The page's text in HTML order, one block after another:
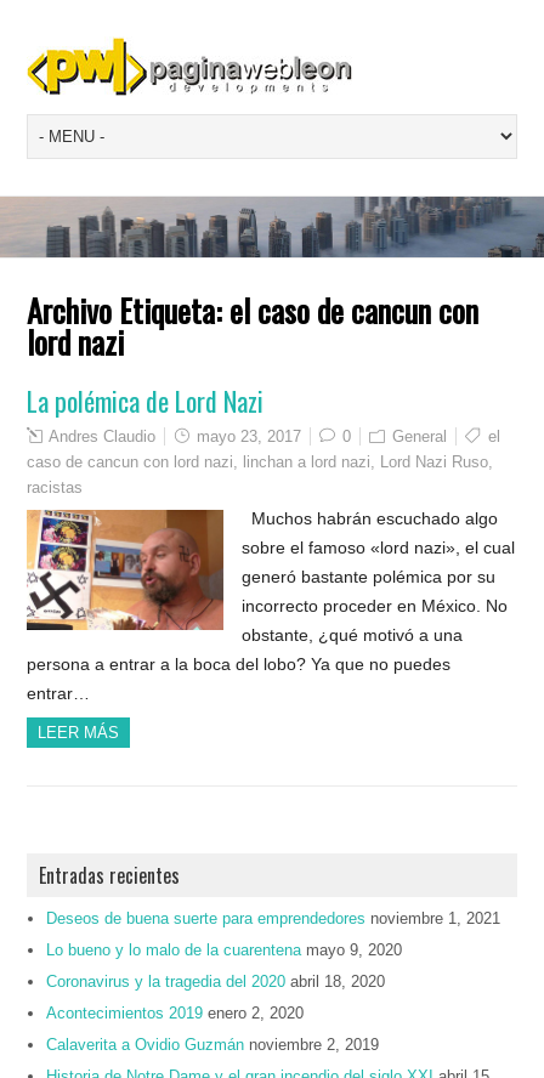
Archivo Etiqueta:el caso de cancun con
lord nazi
La polémica de Lord Nazi
Andres Claudio mayo 23, 2017 0 General
el
caso de cancun con lord nazi
linchan a lord nazi Lord Nazi Ruso
racistas
Muchos habrán escuchado algo
sobre el famoso «lord nazi», el cual
generó bastante polémica por su
incorrecto proceder en México. No
obstante, ¿qué motivó a una
persona a entrar a la boca del lobo? Ya que no puedes
entrar…
LEER MÁS
Entradas recientes
Deseos de buena suerte para emprendedores noviembre 1, 2021
Lo bueno y lo malo de la cuarentena mayo 9, 2020
Coronavirus y la tragedia del 2020 abril 18, 2020
Acontecimientos 2019 enero 2, 2020
Calaverita a Ovidio Guzmán noviembre 2, 2019